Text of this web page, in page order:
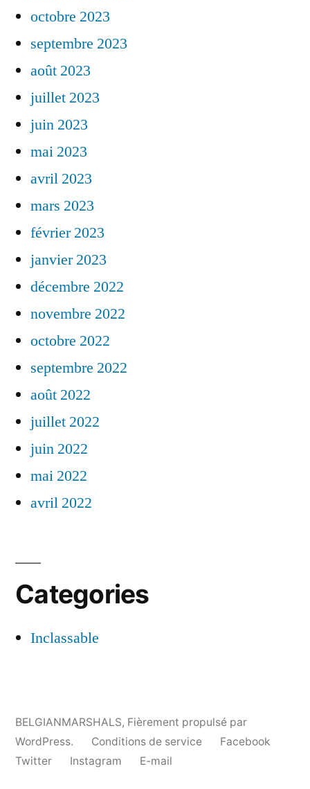
octobre 2023
septembre 2023
août 2023
juillet 2023
juin 2023
mai 2023
avril 2023
mars 2023
février 2023
janvier 2023
décembre 2022
novembre 2022
octobre 2022
septembre 2022
août 2022
juillet 2022
juin 2022
mai 2022
avril 2022
Categories
Inclassable
BELGIANMARSHALS, Fièrement propulsé par
WordPress.
Conditions de service
Facebook
Twitter
Instagram E-mail